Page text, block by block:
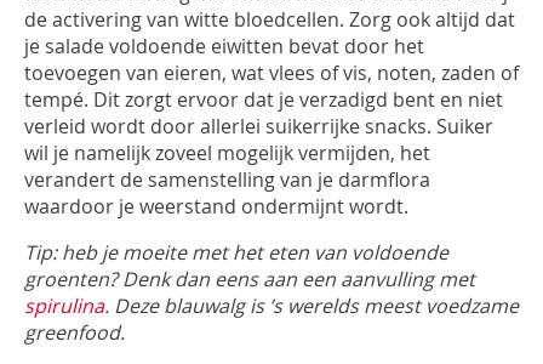
de activering van witte bloedcellen. Zorg ook altijd dat
je salade voldoende eiwitten bevat door het
toevoegen van eieren, wat vlees of vis, noten, zaden of
tempé. Dit zorgt ervoor dat je verzadigd bent en niet
verleid wordt door allerlei suikerrijke snacks. Suiker
wil je namelijk zoveel mogelijk vermijden, het
verandert de samenstelling van je darmflora
waardoor je weerstand ondermijnt wordt.
Tip: heb je moeite met het eten van voldoende
groenten? Denk dan eens aan een aanvulling met
spirulina. Deze blauwalg is ’s werelds meest voedzame
greenfood.